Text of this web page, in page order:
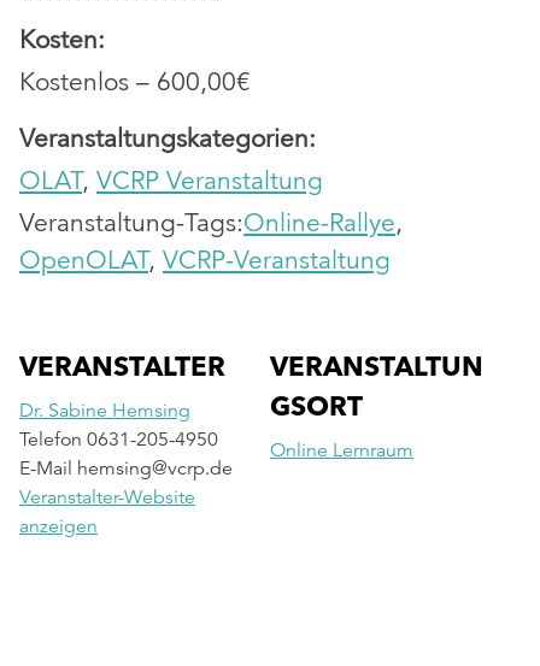
Kosten:
Kostenlos – 600,00€
Veranstaltungskategorien:
OLAT, VCRP Veranstaltung
Veranstaltung-Tags:Online-Rallye,
OpenOLAT, VCRP-Veranstaltung
VERANSTALTUN
GSORT
Online Lernraum
VERANSTALTER
Dr. Sabine Hemsing
Telefon 0631-205-4950
E-Mail hemsing@vcrp.de
Veranstalter-Website
anzeigen